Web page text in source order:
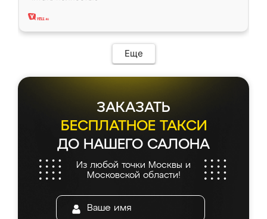
два года, нареканий нет.
Еще
ЗАКАЗАТЬ
БЕСПЛАТНОЕ ТАКСИ
ДО НАШЕГО САЛОНА
Из любой точки Москвы и
Московской области!